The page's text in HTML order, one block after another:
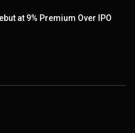
at 9% Premium Over IPO